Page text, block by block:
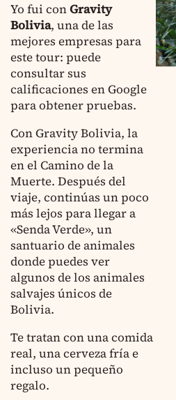
Yo fui conGravity
Bolivia, una de las
mejores empresas para
este tour: puede
consultar sus
calificaciones en Google
para obtener pruebas.
Con Gravity Bolivia, la
experiencia no termina
en el Camino de la
Muerte. Después del
viaje, continúas un poco
más lejos para llegar a
«Senda Verde», un
santuario de animales
donde puedes ver
algunos de los animales
salvajes únicos de
Bolivia.
Te tratan con una comida
real, una cerveza fría e
incluso un pequeño
regalo.